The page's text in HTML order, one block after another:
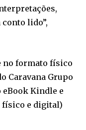
lido”,
no formato físico
Caravana Grupo
Kindle e
físico e digital)